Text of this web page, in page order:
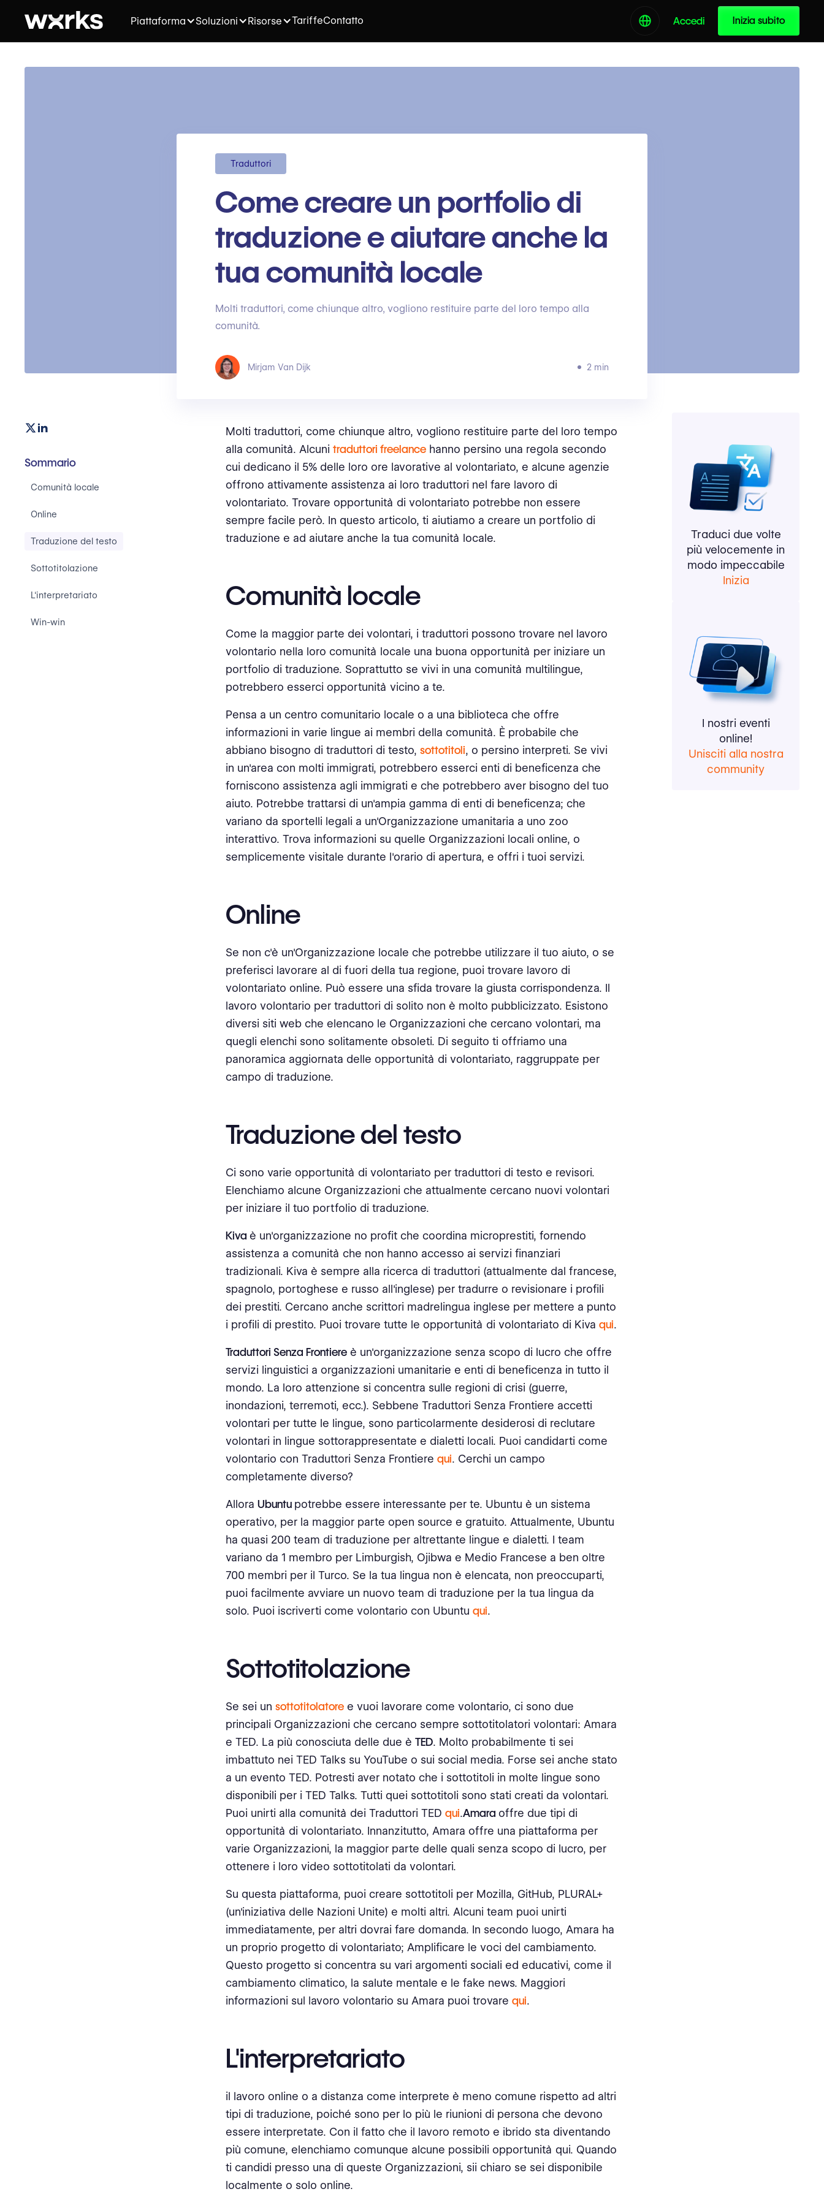
Piattaforma Soluzioni Risorse TariffeContatto Accedi Inizia subito
Traduttori
Come creare un portfolio di
traduzione e aiutare anche la
tua comunità locale
Molti traduttori, come chiunque altro, vogliono restituire parte del loro tempo alla
comunità.
Mirjam Van Dijk 2 min
Sommario
Comunità locale
Online
Traduzione del testo
Sottotitolazione
L'interpretariato
Win-win
Molti traduttori, come chiunque altro, vogliono restituire parte del loro tempo
alla comunità. Alcuni traduttori freelance hanno persino una regola secondo
cui dedicano il 5% delle loro ore lavorative al volontariato, e alcune agenzie
offrono attivamente assistenza ai loro traduttori nel fare lavoro di
volontariato. Trovare opportunità di volontariato potrebbe non essere
sempre facile però. In questo articolo, ti aiutiamo a creare un portfolio di
traduzione e ad aiutare anche la tua comunità locale.
Comunità locale
Come la maggior parte dei volontari, i traduttori possono trovare nel lavoro
volontario nella loro comunità locale una buona opportunità per iniziare un
portfolio di traduzione. Soprattutto se vivi in una comunità multilingue,
potrebbero esserci opportunità vicino a te.
Pensa a un centro comunitario locale o a una biblioteca che offre
informazioni in varie lingue ai membri della comunità. È probabile che
abbiano bisogno di traduttori di testo, sottotitoli, o persino interpreti. Se vivi
in un'area con molti immigrati, potrebbero esserci enti di beneficenza che
forniscono assistenza agli immigrati e che potrebbero aver bisogno del tuo
aiuto. Potrebbe trattarsi di un'ampia gamma di enti di beneficenza; che
variano da sportelli legali a un'Organizzazione umanitaria a uno zoo
interattivo. Trova informazioni su quelle Organizzazioni locali online, o
semplicemente visitale durante l'orario di apertura, e offri i tuoi servizi.
Online
Se non c'è un'Organizzazione locale che potrebbe utilizzare il tuo aiuto, o se
preferisci lavorare al di fuori della tua regione, puoi trovare lavoro di
volontariato online. Può essere una sfida trovare la giusta corrispondenza. Il
lavoro volontario per traduttori di solito non è molto pubblicizzato. Esistono
diversi siti web che elencano le Organizzazioni che cercano volontari, ma
quegli elenchi sono solitamente obsoleti. Di seguito ti offriamo una
panoramica aggiornata delle opportunità di volontariato, raggruppate per
campo di traduzione.
Traduzione del testo
Ci sono varie opportunità di volontariato per traduttori di testo e revisori.
Elenchiamo alcune Organizzazioni che attualmente cercano nuovi volontari
per iniziare il tuo portfolio di traduzione.
Kiva è un'organizzazione no profit che coordina microprestiti, fornendo
assistenza a comunità che non hanno accesso ai servizi finanziari
tradizionali. Kiva è sempre alla ricerca di traduttori (attualmente dal francese,
spagnolo, portoghese e russo all'inglese) per tradurre o revisionare i profili
dei prestiti. Cercano anche scrittori madrelingua inglese per mettere a punto
i profili di prestito. Puoi trovare tutte le opportunità di volontariato di Kiva qui.
Traduttori Senza Frontiere è un'organizzazione senza scopo di lucro che offre
servizi linguistici a organizzazioni umanitarie e enti di beneficenza in tutto il
mondo. La loro attenzione si concentra sulle regioni di crisi (guerre,
inondazioni, terremoti, ecc.). Sebbene Traduttori Senza Frontiere accetti
volontari per tutte le lingue, sono particolarmente desiderosi di reclutare
volontari in lingue sottorappresentate e dialetti locali. Puoi candidarti come
volontario con Traduttori Senza Frontiere qui. Cerchi un campo
completamente diverso?
Allora Ubuntu potrebbe essere interessante per te. Ubuntu è un sistema
operativo, per la maggior parte open source e gratuito. Attualmente, Ubuntu
ha quasi 200 team di traduzione per altrettante lingue e dialetti. I team
variano da 1 membro per Limburgish, Ojibwa e Medio Francese a ben oltre
700 membri per il Turco. Se la tua lingua non è elencata, non preoccuparti,
puoi facilmente avviare un nuovo team di traduzione per la tua lingua da
solo. Puoi iscriverti come volontario con Ubuntu qui.
Sottotitolazione
Se sei un sottotitolatore e vuoi lavorare come volontario, ci sono due
principali Organizzazioni che cercano sempre sottotitolatori volontari: Amara
e TED. La più conosciuta delle due è TED. Molto probabilmente ti sei
imbattuto nei TED Talks su YouTube o sui social media. Forse sei anche stato
a un evento TED. Potresti aver notato che i sottotitoli in molte lingue sono
disponibili per i TED Talks. Tutti quei sottotitoli sono stati creati da volontari.
Puoi unirti alla comunità dei Traduttori TED qui.Amara offre due tipi di
opportunità di volontariato. Innanzitutto, Amara offre una piattaforma per
varie Organizzazioni, la maggior parte delle quali senza scopo di lucro, per
ottenere i loro video sottotitolati da volontari.
Su questa piattaforma, puoi creare sottotitoli per Mozilla, GitHub, PLURAL+
(un'iniziativa delle Nazioni Unite) e molti altri. Alcuni team puoi unirti
immediatamente, per altri dovrai fare domanda. In secondo luogo, Amara ha
un proprio progetto di volontariato; Amplificare le voci del cambiamento.
Questo progetto si concentra su vari argomenti sociali ed educativi, come il
cambiamento climatico, la salute mentale e le fake news. Maggiori
informazioni sul lavoro volontario su Amara puoi trovare qui.
L'interpretariato
il lavoro online o a distanza come interprete è meno comune rispetto ad altri
tipi di traduzione, poiché sono per lo più le riunioni di persona che devono
essere interpretate. Con il fatto che il lavoro remoto e ibrido sta diventando
più comune, elenchiamo comunque alcune possibili opportunità qui. Quando
ti candidi presso una di queste Organizzazioni, sii chiaro se sei disponibile
localmente o solo online.
Traduci due volte
più velocemente in
modo impeccabile
Inizia
I nostri eventi
online!
Unisciti alla nostra
community